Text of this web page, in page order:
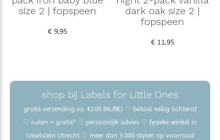
size 2 | fopspeen
€ 9,95
dark oak size 2 |
fopspeen
€ 11,95
shop bij Labels for Little Ones
gratis verzending va. €100 (NL/BE) ♡ betaal veilig achteraf
♡ ruilen = gratis* ♡ persoonlijk advies ♡ fysieke winkel in
IJsselstein Utrecht ♡ meer dan 3.000 stylen op voorraad